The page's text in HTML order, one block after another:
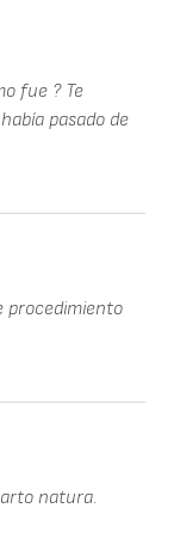
fue ? Te
pasado de
procedimiento
natura.